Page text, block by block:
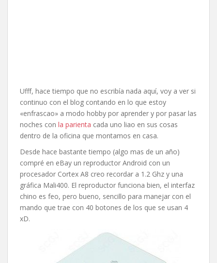
Ufff, hace tiempo que no escribía nada aquí, voy a ver si
continuo con el blog contando en lo que estoy
«enfrascao» a modo hobby por aprender y por pasar las
noches con la parienta cada uno liao en sus cosas
dentro de la oficina que montamos en casa.
Desde hace bastante tiempo (algo mas de un año)
compré en eBay un reproductor Android con un
procesador Cortex A8 creo recordar a 1.2 Ghz y una
gráfica Mali400. El reproductor funciona bien, el interfaz
chino es feo, pero bueno, sencillo para manejar con el
mando que trae con 40 botones de los que se usan 4
xD.